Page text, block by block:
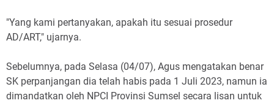
"Yang kami pertanyakan, apakah itu sesuai prosedur
AD/ART," ujarnya.
Sebelumnya, pada Selasa (04/07), Agus mengatakan benar
SK perpanjangan dia telah habis pada 1 Juli 2023, namun ia
dimandatkan oleh NPCI Provinsi Sumsel secara lisan untuk